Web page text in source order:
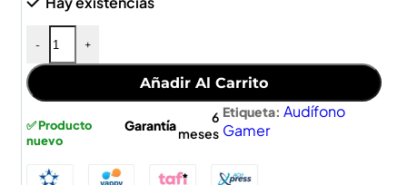
- +
Añadir Al Carrito
✅ Producto
nuevo
Garantía
6
meses
Etiqueta: Audífono
Gamer